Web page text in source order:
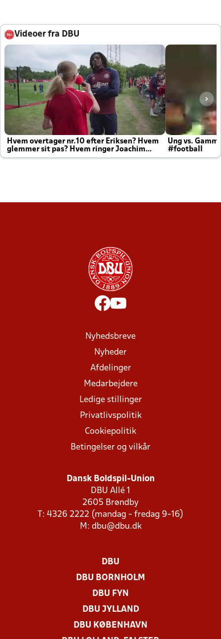
Videoer fra DBU
Hvem overtager nr.10 efter Eriksen? Hvem
glemmer sit pas? Hvem ringer Joachim
altid til efter kampe?
Ung vs.
#football
Nyhedsbreve
Nyheder
Afdelinger
Medarbejdere
Ledige stillinger
Privatlivspolitik
Cookiepolitik
Betingelser og vilkår
Dansk Boldspil-Union
DBU Allé 1
2605 Brøndby
T: 4326 2222 (mandag - fredag 9-16)
M: dbu@dbu.dk
DBU
DBU BORNHOLM
DBU FYN
DBU JYLLAND
DBU KØBENHAVN